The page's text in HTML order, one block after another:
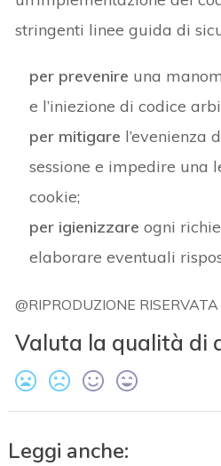
stringenti linee guida di
per prevenire una
e l’iniezione di codice
per mitigare l’evenienza
sessione e impedire una
cookie;
per igienizzare ogni
elaborare eventuali
@RIPRODUZIONE RISERVATA
Valuta la qualità di
Leggi anche: